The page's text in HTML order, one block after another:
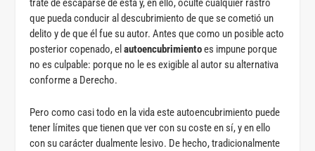
que pueda conducir al descubrimiento de que se cometió un
delito y de que él fue su autor. Antes que como un posible acto
posterior copenado, elautoencubrimientoes impune porque
no es culpable: porque no le es exigible al autor su alternativa
conforme a Derecho.
Pero como casi todo en la vida este autoencubrimiento puede
tener límites que tienen que ver con su coste en sí, y en ello
con su carácter dualmente lesivo. De hecho, tradicionalmente